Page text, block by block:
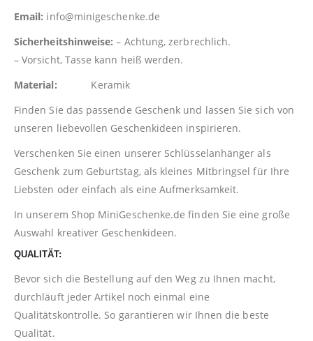
Email: info@minigeschenke.de
Sicherheitshinweise: – Achtung, zerbrechlich.
– Vorsicht, Tasse kann heiß werden.
Material: Keramik
Finden Sie das passende Geschenk und lassen Sie sich von
unseren liebevollen Geschenkideen inspirieren.
Verschenken Sie einen unserer Schlüsselanhänger als
Geschenk zum Geburtstag, als kleines Mitbringsel für Ihre
Liebsten oder einfach als eine Aufmerksamkeit.
In unserem Shop MiniGeschenke.de finden Sie eine große
Auswahl kreativer Geschenkideen.
QUALITÄT:
Bevor sich die Bestellung auf den Weg zu Ihnen macht,
durchläuft jeder Artikel noch einmal eine
Qualitätskontrolle. So garantieren wir Ihnen die beste
Qualität.